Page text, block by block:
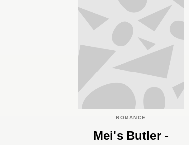
ROMANCE
Mei's Butler -